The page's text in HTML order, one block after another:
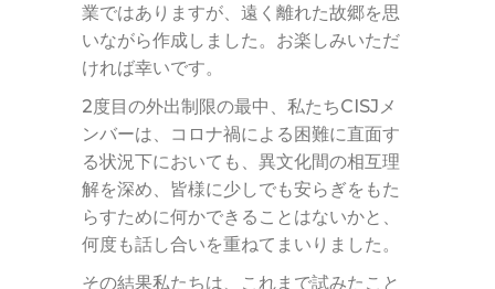
業ではありますが、遠く離れた故郷を思
いながら作成しました。お楽しみいただ
ければ幸いです。
2度目の外出制限の最中、私たちCISJメ
ンバーは、コロナ禍による困難に直面す
る状況下においても、異文化間の相互理
解を深め、皆様に少しでも安らぎをもた
らすために何かできることはないかと、
何度も話し合いを重ねてまいりました。
その結果私たちは、これまで試みたこと